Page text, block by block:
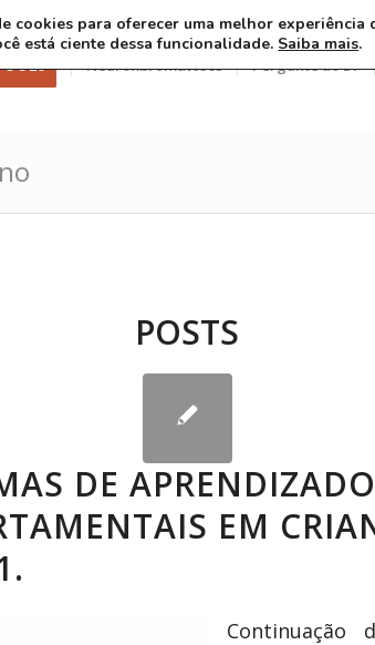
3 8 26 Neurofibromatoses Pergunte ao Dr
POSTS
DE
EM
Continuação
cookies para oferecer uma melhor experiência
está ciente dessa funcionalidade. Saiba mais.